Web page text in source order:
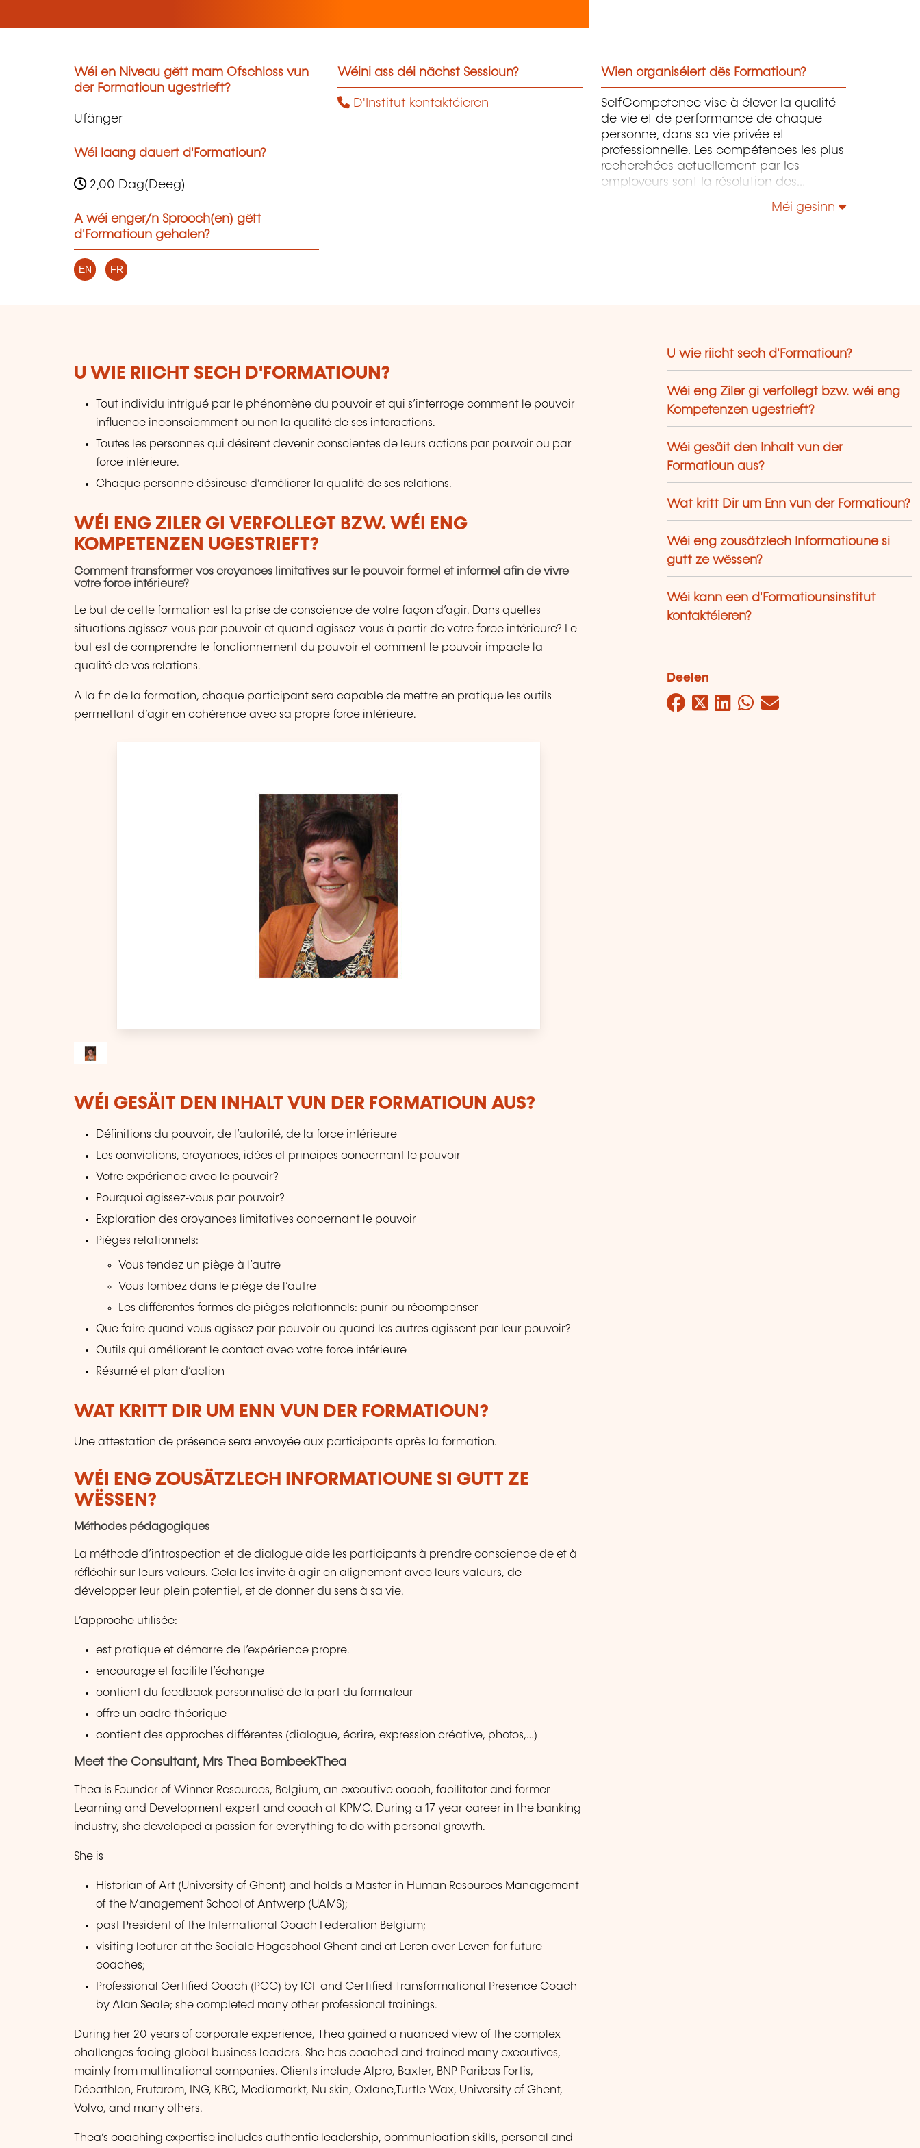
Wéi en Niveau gëtt mam Ofschloss vun
der Formatioun ugestrieft?
Ufänger
Wéi laang dauert d'Formatioun?
2,00 Dag(Deeg)
A wéi enger/n Sprooch(en) gëtt
d'Formatioun gehalen?
EN FR
Wéini ass déi nächst Sessioun?
D'Institut kontaktéieren
Wien organiséiert dës Formatioun?
SelfCompetence vise à élever la qualité
de vie et de performance de chaque
personne, dans sa vie privée et
professionnelle. Les compétences les plus
recherchées actuellement par les
employeurs sont la résolution des
la créativité et la capacité à gérer le
Méi gesinn
U WIE RIICHT SECH D'FORMATIOUN?
Tout individu intrigué par le phénomène du pouvoir et qui s’interroge comment le pouvoir
influence inconsciemment ou non la qualité de ses interactions.
Toutes les personnes qui désirent devenir conscientes de leurs actions par pouvoir ou par
force intérieure.
Chaque personne désireuse d’améliorer la qualité de ses relations.
WÉI ENG ZILER GI VERFOLLEGT BZW. WÉI ENG
KOMPETENZEN UGESTRIEFT?
Comment transformer vos croyances limitatives sur le pouvoir formel et informel afin de vivre
votre force intérieure?
Le but de cette formation est la prise de conscience de votre façon d’agir. Dans quelles
situations agissez-vous par pouvoir et quand agissez-vous à partir de votre force intérieure? Le
but est de comprendre le fonctionnement du pouvoir et comment le pouvoir impacte la
qualité de vos relations.
A la fin de la formation, chaque participant sera capable de mettre en pratique les outils
permettant d’agir en cohérence avec sa propre force intérieure.
WÉI GESÄIT DEN INHALT VUN DER FORMATIOUN AUS?
Définitions du pouvoir, de l’autorité, de la force intérieure
Les convictions, croyances, idées et principes concernant le pouvoir
Votre expérience avec le pouvoir?
Pourquoi agissez-vous par pouvoir?
Exploration des croyances limitatives concernant le pouvoir
Pièges relationnels:
Vous tendez un piège à l’autre
Vous tombez dans le piège de l’autre
Les différentes formes de pièges relationnels: punir ou récompenser
Que faire quand vous agissez par pouvoir ou quand les autres agissent par leur pouvoir?
Outils qui améliorent le contact avec votre force intérieure
Résumé et plan d’action
WAT KRITT DIR UM ENN VUN DER FORMATIOUN?
Une attestation de présence sera envoyée aux participants après la formation.
WÉI ENG ZOUSÄTZLECH INFORMATIOUNE SI GUTT ZE
WËSSEN?
Méthodes pédagogiques
La méthode d’introspection et de dialogue aide les participants à prendre conscience de et à
réfléchir sur leurs valeurs. Cela les invite à agir en alignement avec leurs valeurs, de
développer leur plein potentiel, et de donner du sens à sa vie.
L’approche utilisée:
est pratique et démarre de l’expérience propre.
encourage et facilite l’échange
contient du feedback personnalisé de la part du formateur
offre un cadre théorique
contient des approches différentes (dialogue, écrire, expression créative, photos,…)
Meet the Consultant, Mrs Thea BombeekThea
Thea is Founder of Winner Resources, Belgium, an executive coach, facilitator and former
Learning and Development expert and coach at KPMG. During a 17 year career in the banking
industry, she developed a passion for everything to do with personal growth.
She is
Historian of Art (University of Ghent) and holds a Master in Human Resources Management
of the Management School of Antwerp (UAMS);
past President of the International Coach Federation Belgium;
visiting lecturer at the Sociale Hogeschool Ghent and at Leren over Leven for future
coaches;
Professional Certified Coach (PCC) by ICF and Certified Transformational Presence Coach
by Alan Seale; she completed many other professional trainings.
During her 20 years of corporate experience, Thea gained a nuanced view of the complex
challenges facing global business leaders. She has coached and trained many executives,
mainly from multinational companies. Clients include Alpro, Baxter, BNP Paribas Fortis,
Décathlon, Frutarom, ING, KBC, Mediamarkt, Nu skin, Oxlane,Turtle Wax, University of Ghent,
Volvo, and many others.
Thea’s coaching expertise includes authentic leadership, communication skills, personal and
U wie riicht sech d'Formatioun?
Wéi eng Ziler gi verfollegt bzw. wéi eng
Kompetenzen ugestrieft?
Wéi gesäit den Inhalt vun der
Formatioun aus?
Wat kritt Dir um Enn vun der Formatioun?
Wéi eng zousätzlech Informatioune si
gutt ze wëssen?
Wéi kann een d'Formatiounsinstitut
kontaktéieren?
Deelen
Facebook
Twitter
LinkedIn
WhatsApp
Mail